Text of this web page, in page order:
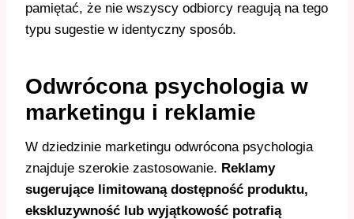
pamiętać, że nie wszyscy odbiorcy reagują na tego
typu sugestie w identyczny sposób.
Odwrócona psychologia w
marketingu i reklamie
W dziedzinie marketingu odwrócona psychologia
znajduje szerokie zastosowanie. Reklamy
sugerujące limitowaną dostępność produktu,
ekskluzywność lub wyjątkowość potrafią